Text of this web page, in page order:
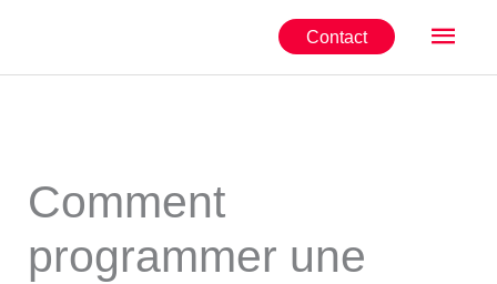
Contact
Comment
programmer une